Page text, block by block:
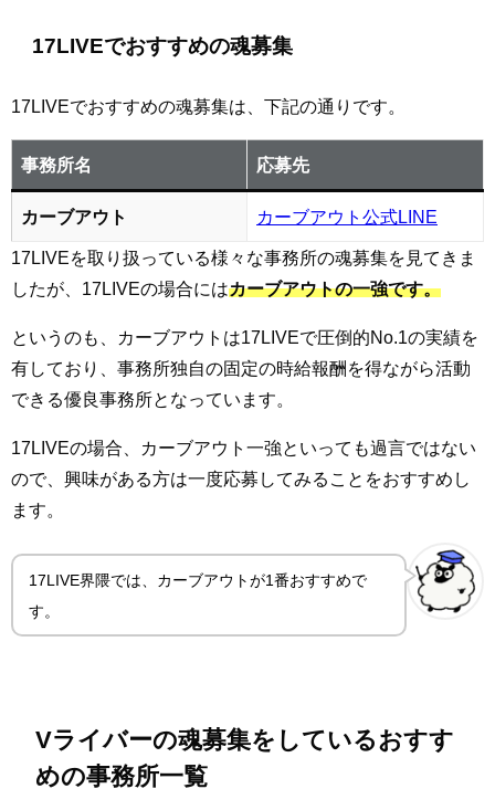
17LIVEでおすすめの魂募集
17LIVEでおすすめの魂募集は、下記の通りです。
事務所名 応募先
カーブアウト カーブアウト公式LINE
17LIVEを取り扱っている様々な事務所の魂募集を見てきま
したが、17LIVEの場合にはカーブアウトの一強です。
というのも、カーブアウトは17LIVEで圧倒的No.1の実績を
有しており、事務所独自の固定の時給報酬を得ながら活動
できる優良事務所となっています。
17LIVEの場合、カーブアウト一強といっても過言ではない
ので、興味がある方は一度応募してみることをおすすめし
ます。
17LIVE界隈では、カーブアウトが1番おすすめで
す。
Vライバーの魂募集をしているおすす
めの事務所一覧